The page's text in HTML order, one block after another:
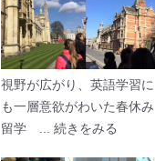
視野が広がり、英語学習に
も一層意欲がわいた春休み
留学 ... 続きをみる